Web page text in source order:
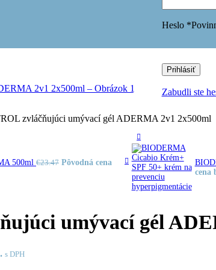
ženy
obuv - BAREFOOT
obuv
ženy
Heslo *
Prihlásiť
Zabudli ste
zvláčňujúci umývací gél ADERMA 2v1 2x500ml
500ml €23.47 Pôvodná cena
cena
umývací gél
s DPH